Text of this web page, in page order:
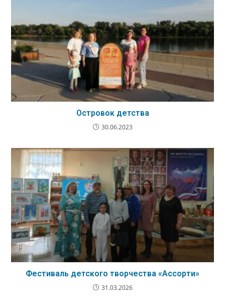
Островок детства
30.06.2023
Фестиваль детского творчества «Ассорти»
31.03.2026